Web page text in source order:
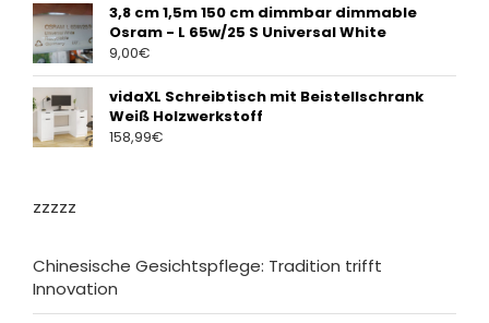
3,8 cm 1,5m 150 cm dimmbar dimmable
Osram - L 65w/25 S Universal White
9,00€
vidaXL Schreibtisch mit Beistellschrank
Weiß Holzwerkstoff
158,99€
zzzzz
Chinesische Gesichtspflege: Tradition trifft
Innovation